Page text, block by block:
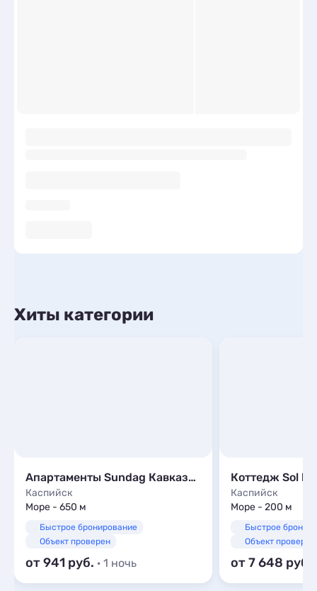
Хиты категории
Апартаменты Sundag Кавказская, 4
Каспийск
Море - 650 м
Быстрое бронирование
Объект проверен
от 941 · 1 ночь
Коттедж Sol
Каспийск
Море - 200 м
Быстрое
Объект проверен
от 7 648